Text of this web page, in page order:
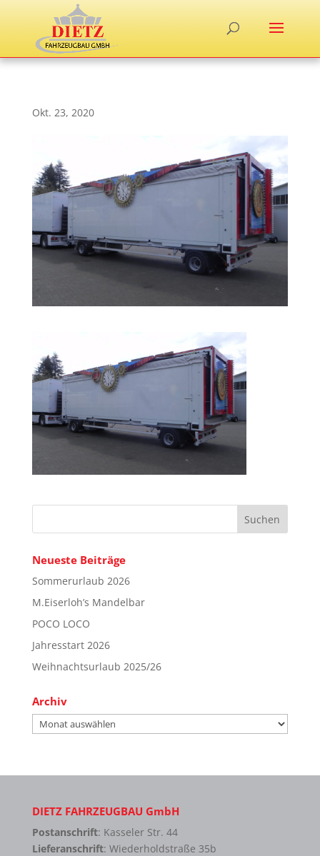
Okt. 23, 2020
Neueste Beiträge
Sommerurlaub 2026
M.Eiserloh’s Mandelbar
POCO LOCO
Jahresstart 2026
Weihnachtsurlaub 2025/26
Archiv
Archiv
DIETZ FAHRZEUGBAU GmbH
Postanschrift: Kasseler Str. 44
Lieferanschrift: Wiederholdstraße 35b